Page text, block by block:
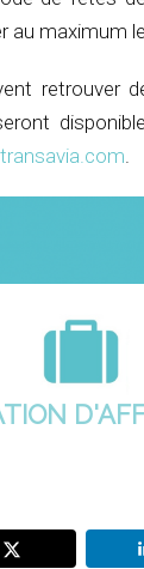
au maximum
retrouver
.